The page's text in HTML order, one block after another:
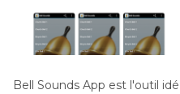
Bell Sounds App est l'outil